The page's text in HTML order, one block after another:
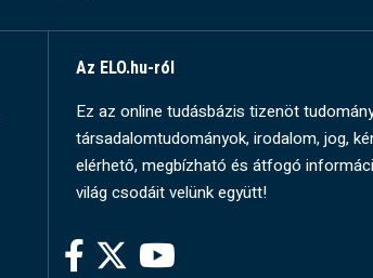
Az ELO.hu-ról
Ez az online tudásbázis tizenöt
társadalomtudományok, irodalom, jog,
elérhető, megbízható és átfogó
világ csodáit velünk együtt!